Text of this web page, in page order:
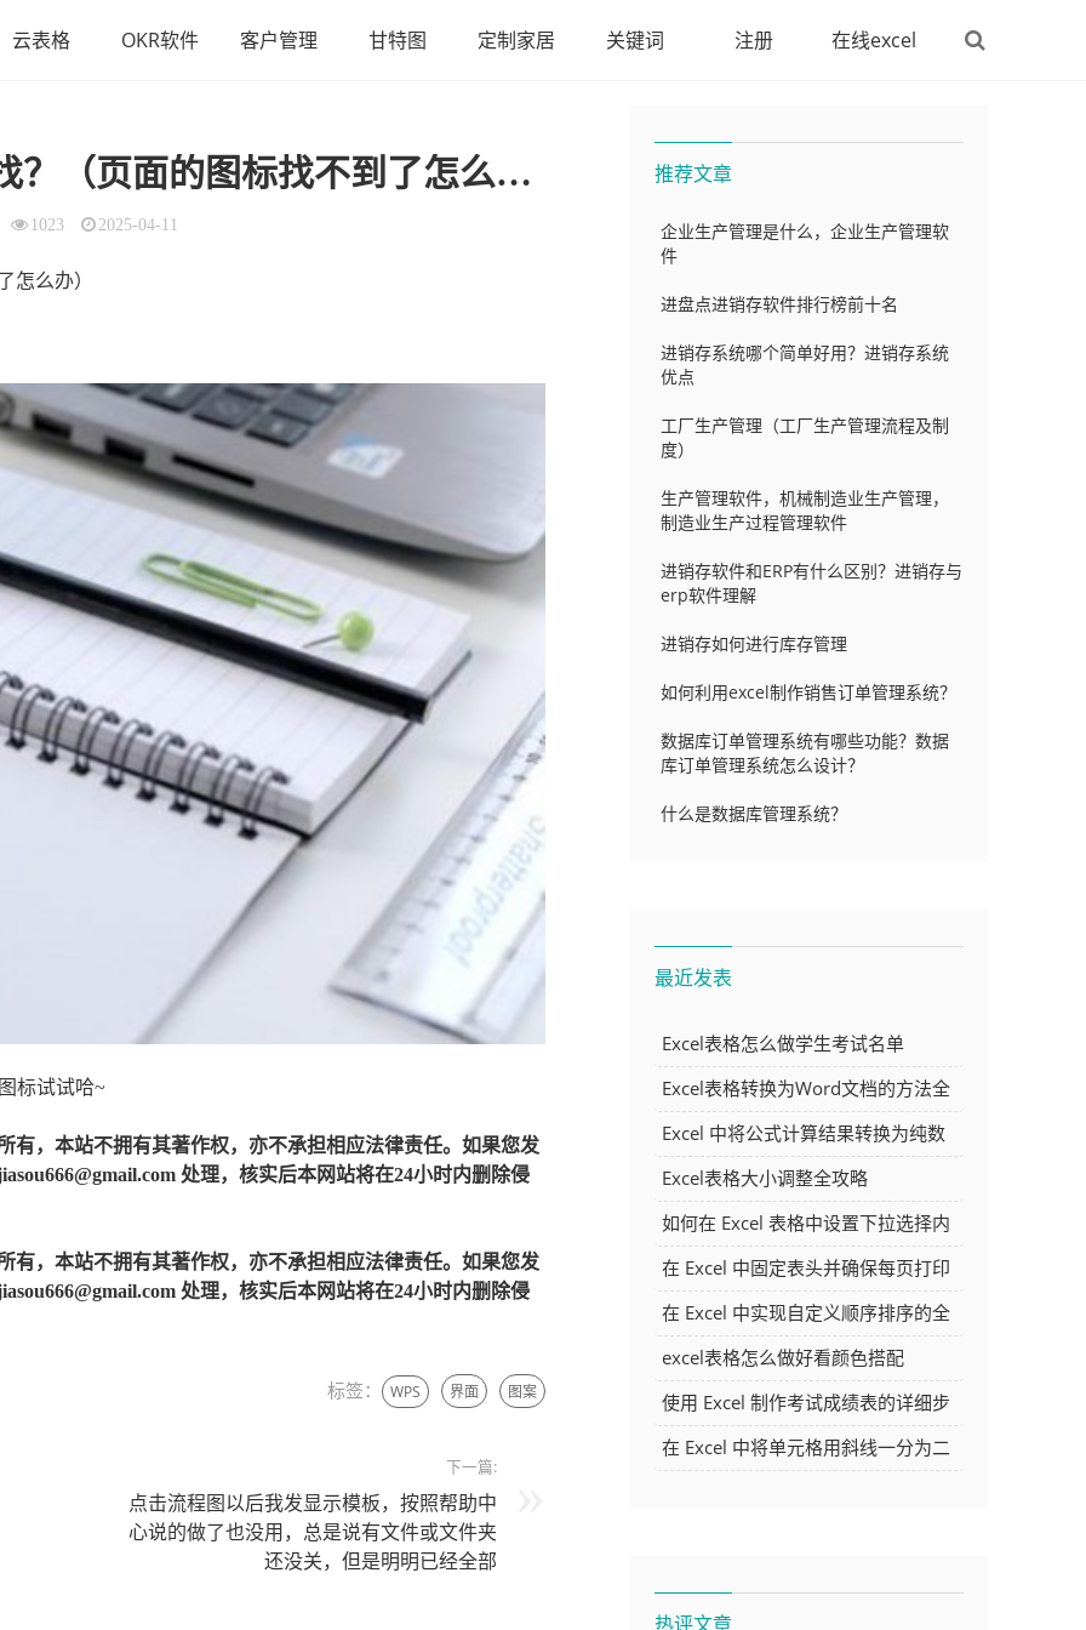
云表格 OKR软件 客户管理 甘特图 定制家居 关键词 注册 在线excel
（页面的图标找不到了怎么办）
1023 2025-04-11
怎么办）
标试试哈~
有，本站不拥有其著作权，亦不承担相应法律责任。如果您发
处理，核实后本网站将在24小时内删除侵
有，本站不拥有其著作权，亦不承担相应法律责任。如果您发
处理，核实后本网站将在24小时内删除侵
标签： WPS 界面 图案
下一篇:
点击流程图以后我发显示模板，按照帮助中
心说的做了也没用，总是说有文件或文件夹
还没关，但是明明已经全部
推荐文章
企业生产管理是什么，企业生产管理软
件
进盘点进销存软件排行榜前十名
进销存系统哪个简单好用？进销存系统
优点
工厂生产管理（工厂生产管理流程及制
度）
生产管理软件，机械制造业生产管理，
制造业生产过程管理软件
进销存软件和ERP有什么区别？进销存与
erp软件理解
进销存如何进行库存管理
如何利用excel制作销售订单管理系统？
数据库订单管理系统有哪些功能？数据
库订单管理系统怎么设计？
什么是数据库管理系统？
最近发表
Excel表格怎么做学生考试名单
Excel表格转换为Word文档的方法全
解析
Excel 中将公式计算结果转换为纯数
字的多种方法
Excel表格大小调整全攻略
如何在 Excel 表格中设置下拉选择内
容
在 Excel 中固定表头并确保每页打印
时都显示表头的方法详解
在 Excel 中实现自定义顺序排序的全
面指南
excel表格怎么做好看颜色搭配
使用 Excel 制作考试成绩表的详细步
骤及技巧
在 Excel 中将单元格用斜线一分为二
热评文章